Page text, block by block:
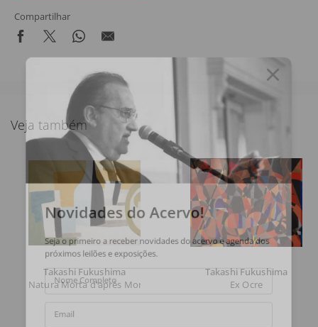
Compartilhar
Veja também
Takashi Fukushima
Natura Morta d'après Morandi
Takashi Fukushima
Ex Ocre
Novidades do Acervo!
Seja o primeiro a receber novidades do acervo e agenda dos
próximos leilões e exposições.
Nome Completo